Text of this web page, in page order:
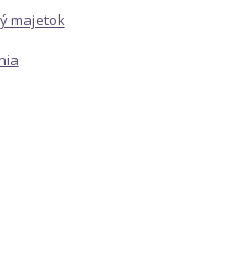
majetok